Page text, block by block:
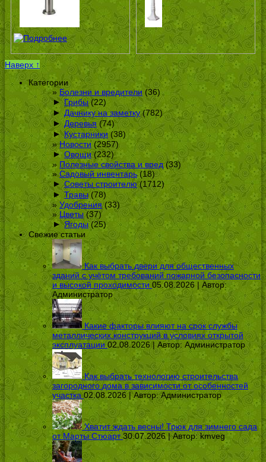
Наверх ↑
Категории
Болезни и вредители (36)
► Грибы(22)
► Дачнику на заметку(782)
► Деревья (74)
► Кустарники (38)
Новости(2957)
► Овощи(232)
Полезные свойства и вред(33)
Садовый инвентарь(18)
► Советы строителю(1712)
► Травы(78)
Удобрения(33)
Цветы(37)
► Ягоды(25)
Свежие статьи
Как выбрать двери для общественных
зданий с учётом требований пожарной безопасности
и высокой проходимости 05.08.2026 | Автор:
Администратор
Какие факторы влияют на срок службы
металлических конструкций в условиях открытой
эксплуатации 02.08.2026 | Автор: Администратор
Как выбрать технологию строительства
загородного дома в зависимости от особенностей
участка 02.08.2026 | Автор:Администратор
Хватит ждать весны! Трюк для зимнего сада
от Марты Стюарт 30.07.2026 | Автор:kmveg